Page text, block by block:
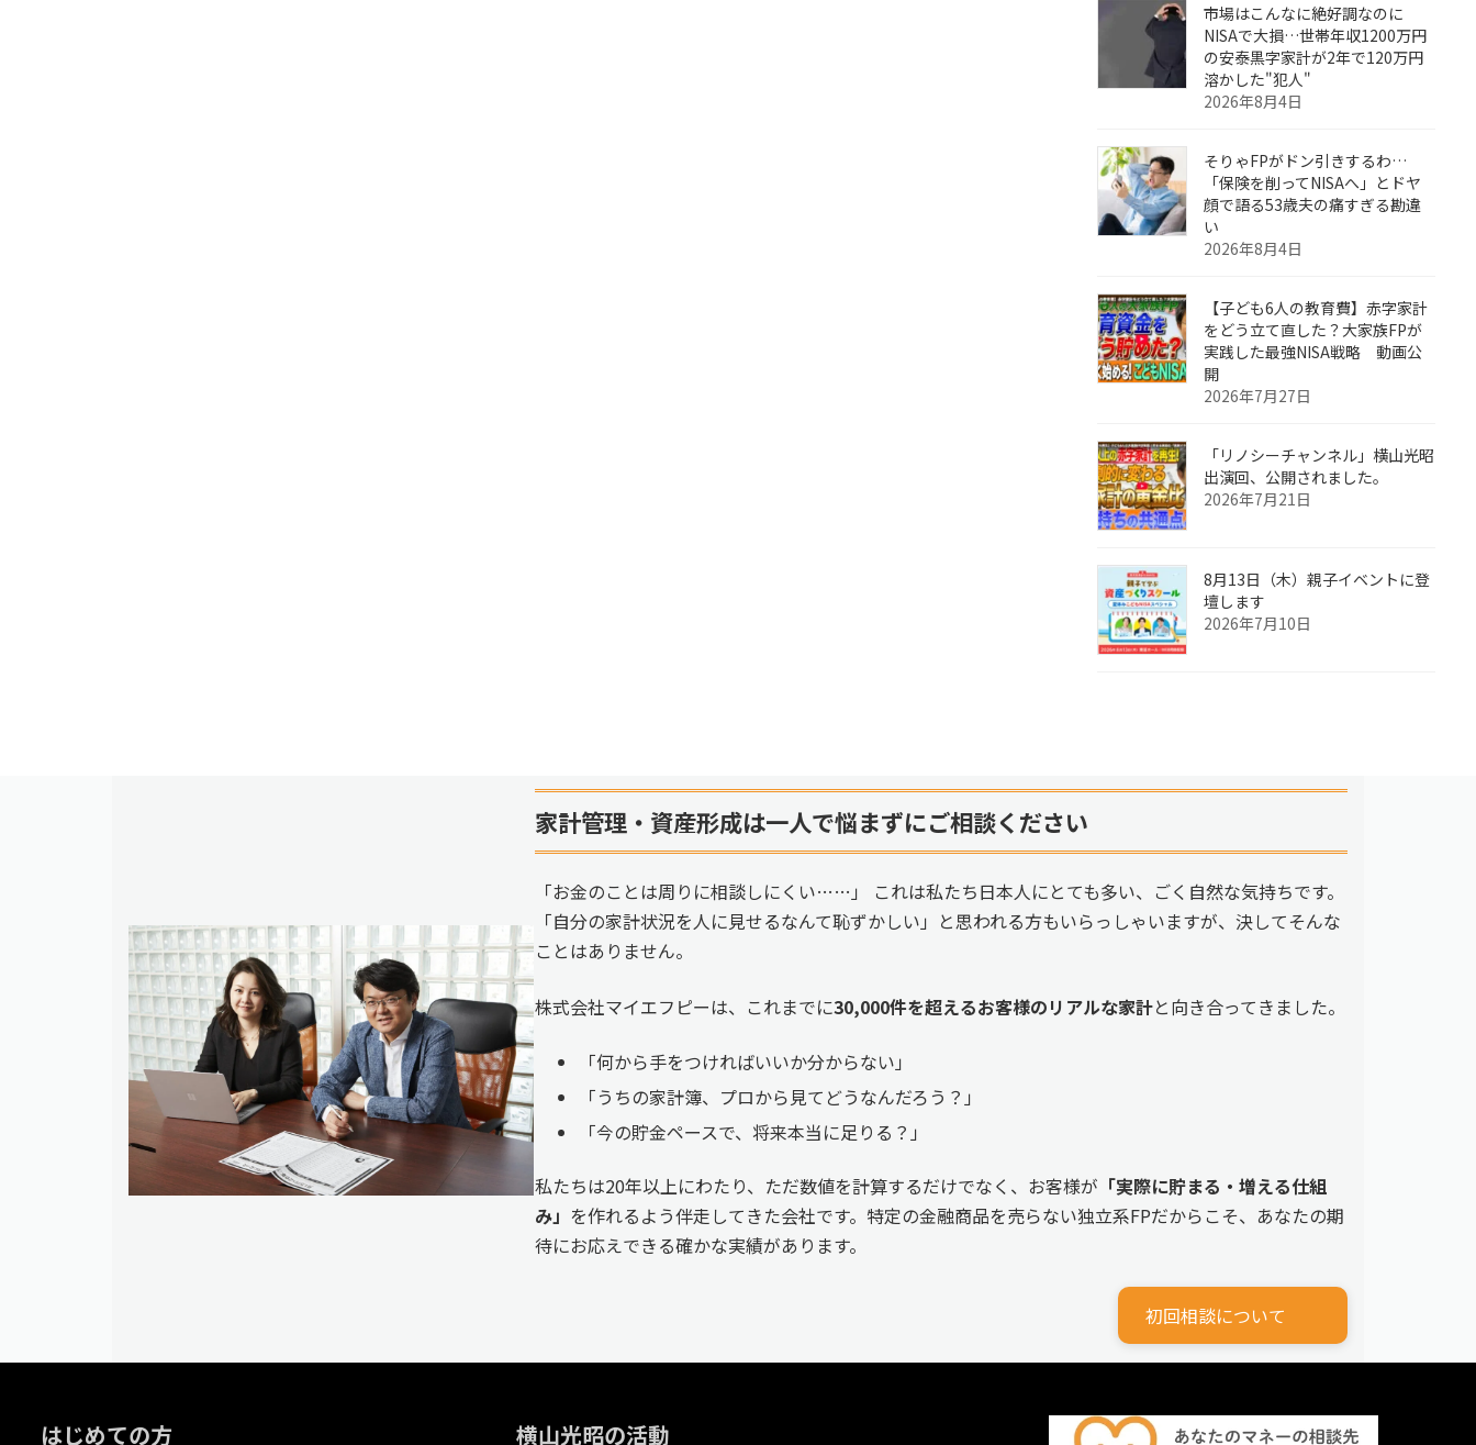
市場はこんなに絶好調なのに
NISAで大損…世帯年収1200万円
の安泰黒字家計が2年で120万円
溶かした"犯人"
2026年8月4日
そりゃFPがドン引きするわ…
「保険を削ってNISAへ」とドヤ
顔で語る53歳夫の痛すぎる勘違
い
2026年8月4日
【子ども6人の教育費】赤字家計
をどう立て直した？大家族FPが
実践した最強NISA戦略 動画公
開
2026年7月27日
「リノシーチャンネル」横山光昭
出演回、公開されました。
2026年7月21日
8月13日（木）親子イベントに登
壇します
2026年7月10日
家計管理・資産形成は一人で悩まずにご相談ください
「お金のことは周りに相談しにくい……」 これは私たち日本人にとても多い、ごく自然な気持ちです。
「自分の家計状況を人に見せるなんて恥ずかしい」と思われる方もいらっしゃいますが、決してそんな
ことはありません。
株式会社マイエフピーは、これまでに30,000件を超えるお客様のリアルな家計と向き合ってきました。
「何から手をつければいいか分からない」
「うちの家計簿、プロから見てどうなんだろう？」
「今の貯金ペースで、将来本当に足りる？」
私たちは20年以上にわたり、ただ数値を計算するだけでなく、お客様が 「実際に貯まる・増える仕組
み」 を作れるよう伴走してきた会社です。特定の金融商品を売らない独立系FPだからこそ、あなたの期
待にお応えできる確かな実績があります。
初回相談について
はじめての方 横山光昭の活動